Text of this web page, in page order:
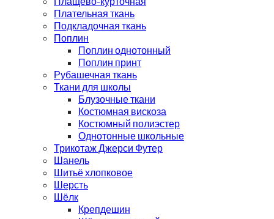
Плательная ткань
Подкладочная ткань
Поплин
Поплин однотонный
Поплин принт
Рубашечная ткань
Ткани для школы
Блузочные ткани
Костюмная вискоза
Костюмный полиэстер
Однотонные школьные
Трикотаж Джерси Футер
Шанель
Шитьё хлопковое
Шерсть
Шёлк
Крепдешин